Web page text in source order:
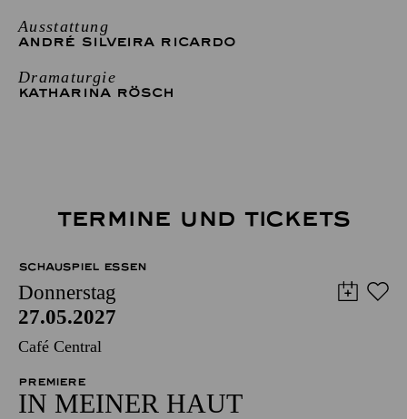
Ausstattung
ANDRÉ SILVEIRA RICARDO
Dramaturgie
KATHARINA RÖSCH
TERMINE UND TICKETS
SCHAUSPIEL ESSEN
Donnerstag
27.05.2027
Café Central
PREMIERE
IN MEINER HAUT